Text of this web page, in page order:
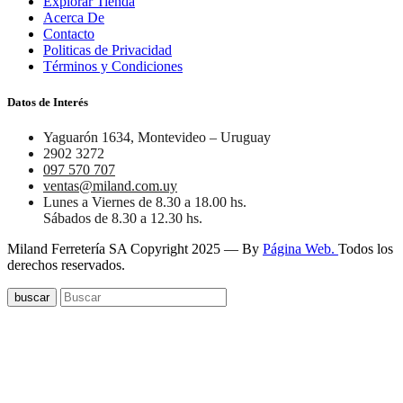
Acerca De
Contacto
Politicas de Privacidad
Términos y Condiciones
Datos de Interés
Yaguarón 1634, Montevideo – Uruguay
2902 3272
097 570 707
ventas@miland.com.uy
Lunes a Viernes de 8.30 a 18.00 hs.
Sábados de 8.30 a 12.30 hs.
Miland Ferretería SA Copyright 2025 — By Página Web. Todos los
derechos reservados.
buscar